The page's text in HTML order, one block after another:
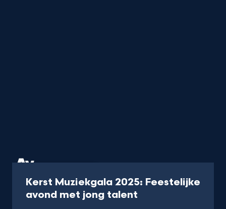
Kerst Muziekgala 2025: Feestelijke
avond met jong talent